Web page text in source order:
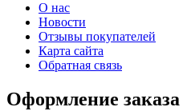
О нас
Новости
Отзывы покупателей
Карта сайта
Обратная связь
Оформление заказа